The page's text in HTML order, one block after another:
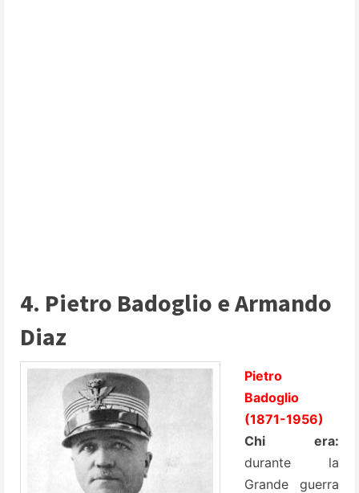
4. Pietro Badoglio e Armando
Diaz
Pietro
Badoglio
(1871-1956)
Chi era:
durante la
Grande guerra